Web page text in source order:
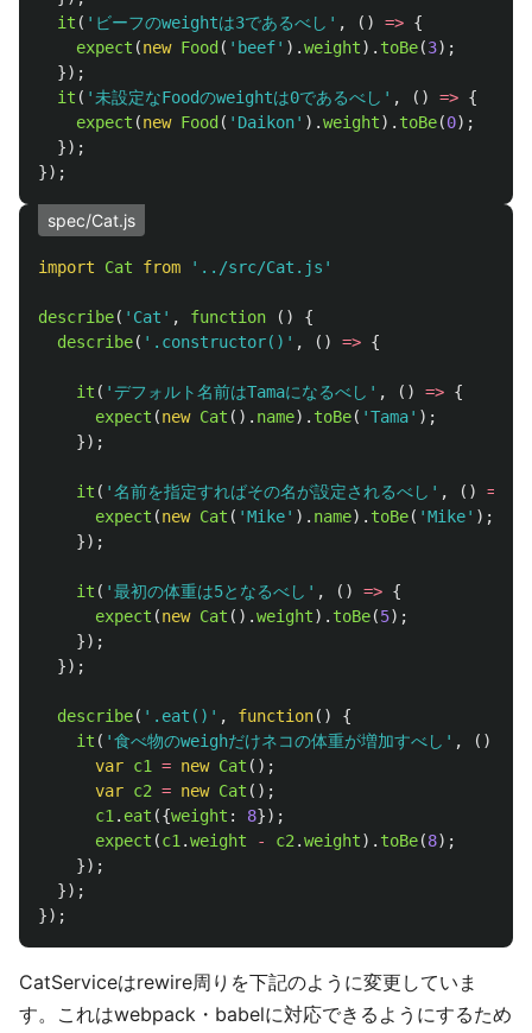
it ( ' ビーフのweightは3であるべし ' , () => {
expect (new Food ( ' beef' ).weight). toBe(3);
});
it ( '未設定なFoodのweightは0であるべし ' , () => {
expect (new Food ( ' Daikon' ).weight). toBe(0);
});
});
spec/Cat.js
import Cat from ' ../src/Cat.js '
describe( ' Cat ' , function ()
{
describe( ' .constructor() ' , () => {
it ( 'デフォルト名前はTamaになるべし ' , () => {
expect (new Cat (). name). toBe( 'Tama' );
});
it ( '名前を指定すればその名が設定されるべし ' , () =>
expect (new Cat ( 'Mike' ). name). toBe( 'Mike' );
});
it ( '最初の体重は5となるべし ' , () => {
expect (new Cat ().weight). toBe(5);
});
});
describe( ' .eat() ' , function()
{
it ( '食べ物のweighだけネコの体重が増加すべし ' , ()
var c1 = new Cat ();
var c2 = new Cat ();
c1 . eat ({weight : 8});
expect (c1 .weight - c2 .weight). toBe(8);
});
});
});
CatServiceはrewire周りを下記のように変更していま
す。これはwebpack・babelに対応できるようにするため